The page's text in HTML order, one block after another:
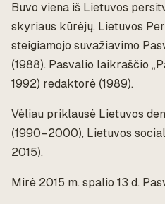
Buvo viena iš Lietuvos
skyriaus kūrėjų. Lietuvos
steigiamojo suvažiavimo
(1988). Pasvalio laikraščio
1992) redaktorė (1989).
Vėliau priklausė Lietuvos
(1990–2000), Lietuvos
2015).
Mirė 2015 m. spalio 13 d.